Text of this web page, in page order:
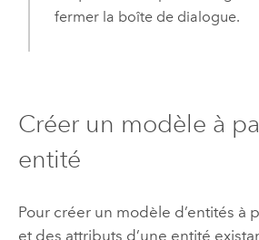
fermer la boîte de dialogue.
Créer un modèle à
entité
Pour créer un modèle d’entités à
et des attributs d’une entité